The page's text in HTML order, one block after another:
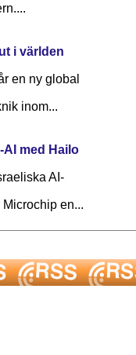
i världen
en ny global
inom...
med Hailo
AI-
en...